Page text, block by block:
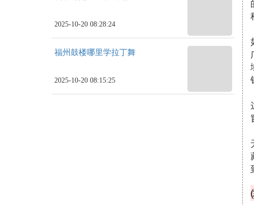
2025-10-20 08:28:24
福州鼓楼哪里学拉丁舞
2025-10-20 08:15:25